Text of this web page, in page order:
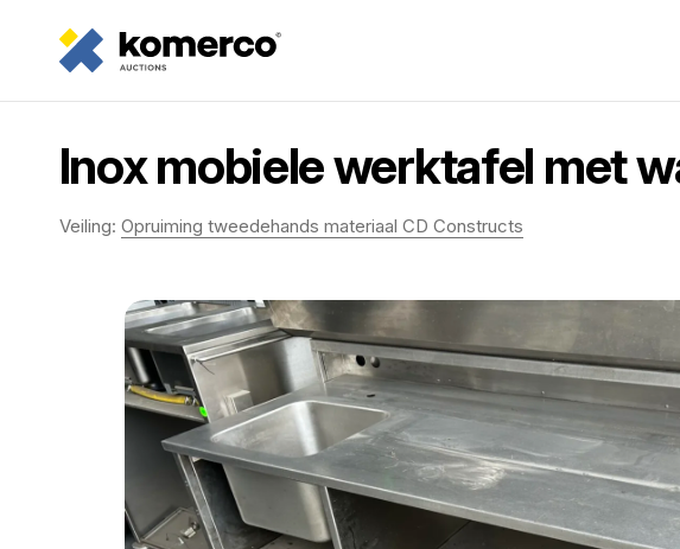
Inox mobiele werktafel met
Veiling: Opruiming tweedehands materiaal CD Constructs